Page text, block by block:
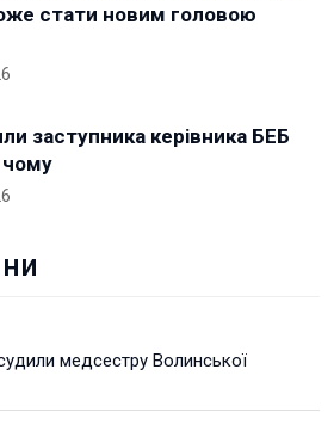
стати новим головою
заступника керівника БЕБ
чому
медсестру Волинської